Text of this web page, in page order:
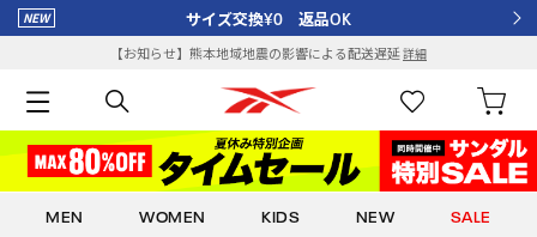
サイズ交換¥0 返品OK
【お知らせ】熊本地域地震の影響による配送遅延詳細
MEN WOMEN KIDS NEW SALE